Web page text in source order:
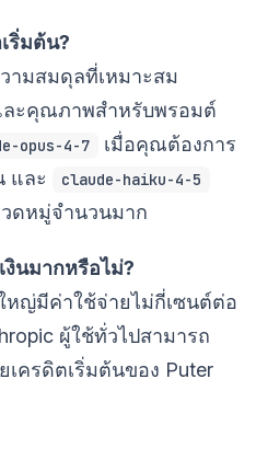
ริ่มต้น?
ามสมดุลที่เหมาะสม
ละคุณภาพสำหรับพรอมต์
opus-4-7
เมื่อคุณต้องการ
และ
claude-haiku-4-5
ดหมู่จำนวนมาก
งินมากหรือไม่?
หญ่มีค่าใช้จ่ายไม่กี่เซนต์ต่อ
ผู้ใช้ทั่วไปสามารถ
ครดิตเริ่มต้นของ Puter